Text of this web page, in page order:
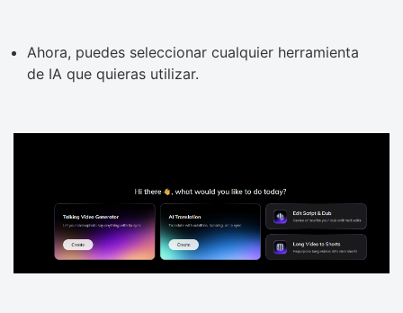
Ahora, puedes seleccionar cualquier herramienta
de IA que quieras utilizar.